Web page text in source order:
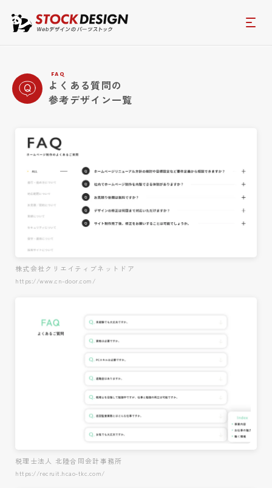
faq
よくある質問の
参考デザイン一覧
株式会社クリエイティブネットドア
https://www.cn-door.com/
税理士法人 北陸合同会計事務所
https://recruit.hcao-tkc.com/